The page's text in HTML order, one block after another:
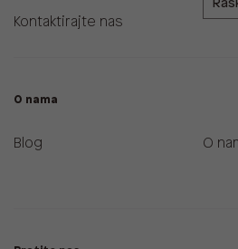
Kontaktirajte nas
O nama
Blog O